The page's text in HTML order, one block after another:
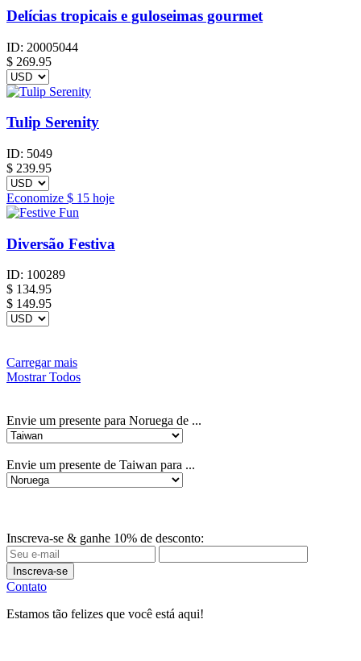
Delícias tropicais e guloseimas gourmet
ID: 20005044
$ 269.95
Tulip Serenity
ID: 5049
$ 239.95
Economize $ 15 hoje
Diversão Festiva
ID: 100289
$ 134.95
$ 149.95
Carregar mais
Mostrar Todos
Envie um presente para Noruega de ...
Envie um presente de Taiwan para ...
Inscreva-se & ganhe 10% de desconto:
Inscreva-se
Contato
Estamos tão felizes que você está aqui!